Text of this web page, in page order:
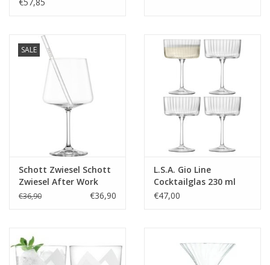
SALE
Schott Zwiesel Schott
Zwiesel After Work
MioVino 9-delige set
€36,90 €36,90
L.S.A. Gio Line
Cocktailglas 230 ml
Set van 4 Stuks
€47,00